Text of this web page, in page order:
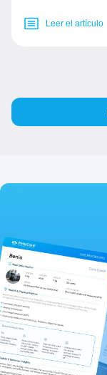
Leer el artículo